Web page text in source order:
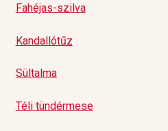
Fahéjas-szilva
Kandallótűz
Sültalma
Téli tündérmese